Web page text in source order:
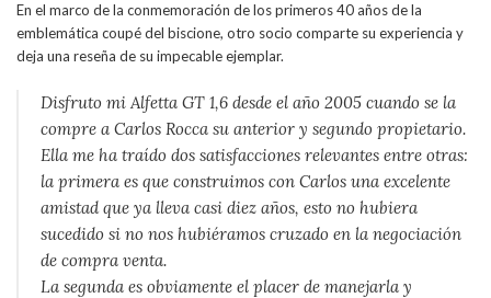
En el marco de la conmemoración de los primeros 40 años de la
emblemática coupé del biscione, otro socio comparte su experiencia y
deja una reseña de su impecable ejemplar.
Disfruto mi Alfetta GT 1,6 desde el año 2005 cuando se la
compre a Carlos Rocca su anterior y segundo propietario.
Ella me ha traído dos satisfacciones relevantes entre otras:
la primera es que construimos con Carlos una excelente
amistad que ya lleva casi diez años, esto no hubiera
sucedido si no nos hubiéramos cruzado en la negociación
de compra venta.
La segunda es obviamente el placer de manejarla y